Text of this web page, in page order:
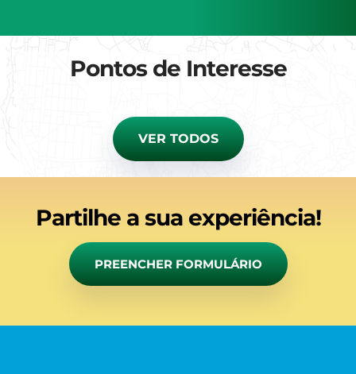
Pontos de Interesse
VER TODOS
Partilhe a sua experiência!
PREENCHER FORMULÁRIO